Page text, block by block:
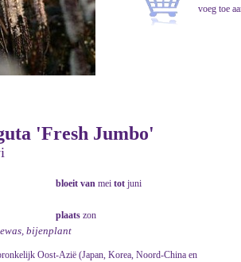
'Fresh Jumbo'
bloeit van mei tot juni
plaats zon
bijenplant
Oost-Azië (Japan, Korea, Noord-China en